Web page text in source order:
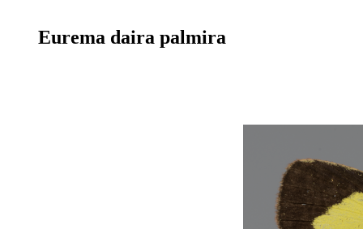
Eurema daira palmira